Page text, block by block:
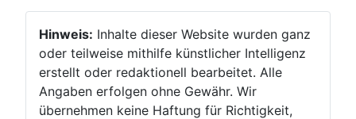
Hinweis: Inhalte dieser Website wurden ganz
oder teilweise mithilfe künstlicher Intelligenz
erstellt oder redaktionell bearbeitet. Alle
Angaben erfolgen ohne Gewähr. Wir
übernehmen keine Haftung für Richtigkeit,